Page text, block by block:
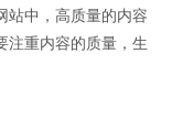
站中，高质量的内容
注重内容的质量，生